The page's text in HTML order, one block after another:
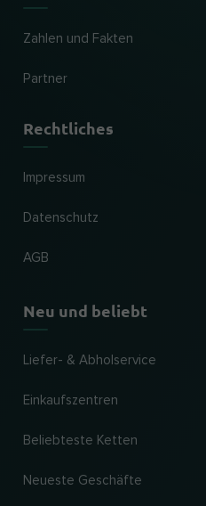
Zahlen und Fakten
Partner
Rechtliches
Impressum
Datenschutz
AGB
Neu und beliebt
Liefer- & Abholservice
Einkaufszentren
Beliebteste Ketten
Neueste Geschäfte